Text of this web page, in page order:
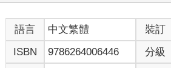
語言 中文繁體
裝訂
ISBN
9786264006446 分級